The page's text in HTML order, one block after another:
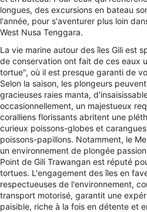
longues, des excursions en bateau
l'année, pour s'aventurer plus loin
West Nusa Tenggara.
La vie marine autour des îles Gili est
de conservation ont fait de ces eaux
tortue", où il est presque garanti de
Selon la saison, les plongeurs
gracieuses raies manta,
occasionnellement, un majestueux
coralliens florissants abritent une
curieux poissons-globes et
poissons-papillons. Notamment, le
un environnement de plongée
Point de Gili Trawangan est réputé
tortues. L'engagement des îles en
respectueuses de l'environnement,
transport motorisé, garantit une
paisible, riche à la fois en détente et